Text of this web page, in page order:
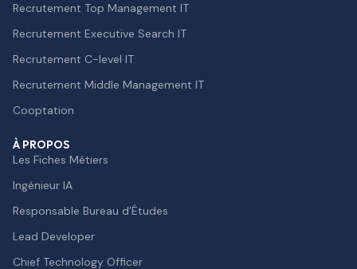
Recrutement Top Management IT
Recrutement Executive Search IT
Recrutement C-level IT
Recrutement Middle Management IT
Cooptation
À PROPOS
Les Fiches Métiers
Ingénieur IA
Responsable Bureau d’Études
Lead Developer
Chief Technology Officer
aimerait bien vous accompagner